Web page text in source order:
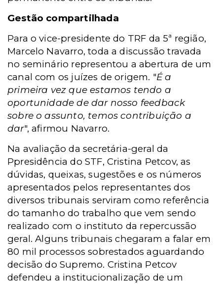
Gestão compartilhada
Para o vice-presidente do TRF da 5ª região,
Marcelo Navarro, toda a discussão travada
no seminário representou a abertura de um
canal com os juízes de origem. "É a
primeira vez que estamos tendo a
oportunidade de dar nosso feedback
sobre o assunto, temos contribuição a
dar", afirmou Navarro.
Na avaliação da secretária-geral da
Ppresidência do STF, Cristina Petcov, as
dúvidas, queixas, sugestões e os números
apresentados pelos representantes dos
diversos tribunais serviram como referência
do tamanho do trabalho que vem sendo
realizado com o instituto da repercussão
geral. Alguns tribunais chegaram a falar em
80 mil processos sobrestados aguardando
decisão do Supremo. Cristina Petcov
defendeu a institucionalização de um